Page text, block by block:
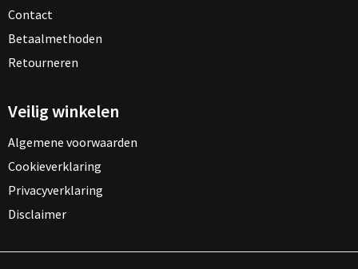
Contact
Betaalmethoden
Retourneren
Veilig winkelen
Algemene voorwaarden
Cookieverklaring
Privacyverklaring
Disclaimer